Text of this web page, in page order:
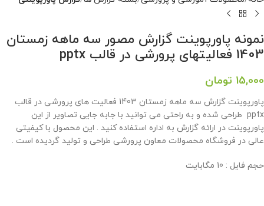
نمونه پاورپوینت گزارش مصور سه ماهه زمستان
1403 فعالیتهای پرورشی در قالب pptx
15,000 تومان
پاورپوینت گزارش سه ماهه زمستان 1403 فعالیت های پرورشی در قالب
pptx طراحی شده و به راحتی می توانید با جابه جایی تصاویر از این
پاورپوینت در ارائه گزارش به اداره استفاده کنید . این محصول با کیفیتی
عالی در فروشگاه محصولات معاون پرورشی طراحی و تولید گردیده است .
حجم فایل : 10 مگابایت